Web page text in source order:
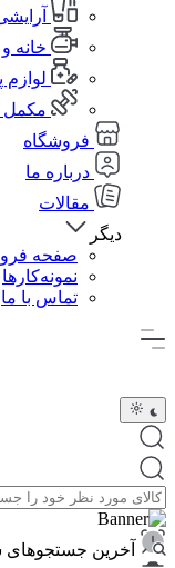
خانه
فروشگاه
درباره ما
مقالات
دیگر
صفحه
نمونه‌کارها
تماس با ما
آخرین جستجوهای